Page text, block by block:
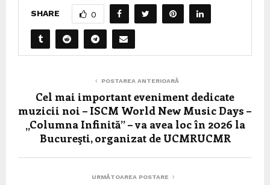
SHARE 0
POSTAREA ANTERIOARĂ
Cel mai important eveniment dedicate
muzicii noi – ISCM World New Music Days –
„Columna Infinită” – va avea loc în 2026 la
Bucureşti, organizat de UCMRUCMR
URMĂTOAREA POSTARE